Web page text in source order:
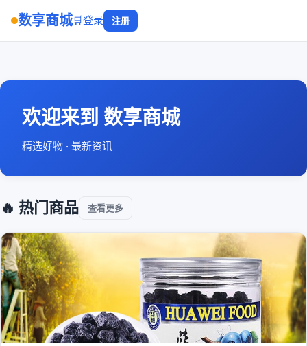
数享商城🛒登录 注册
欢迎来到 数享商城
精选好物 · 最新资讯
🔥 热门商品 查看更多